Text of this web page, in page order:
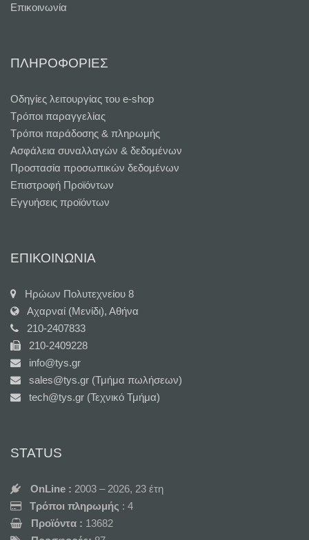
Επικοινωνία
ΠΛΗΡΟΦΟΡΙΕΣ
Oδηγίες λειτουργίας του e-shop
Τρόποι παραγγελίας
Τρόποι παράδοσης & πληρωμής
Ασφάλεια συναλλαγών & δεδομένων
Προστασία προσωπικών δεδομένων
Επιστροφή Προϊόντων
Εγγυήσεις προϊόντων
ΕΠΙΚΟΙΝΩΝΙΑ
Ηρώων Πολυτεχνείου 8
Αχαρναί (Μενίδι), Αθήνα
210-2407833
210-2409228
info@tys.gr
sales@tys.gr (Τμήμα πωλήσεων)
tech@tys.gr (Τεχνικό Τμήμα)
STATUS
OnLine : 2003 – 2026, 23 έτη
Τρόποι πληρωμής : 4
Προϊόντα : 13682